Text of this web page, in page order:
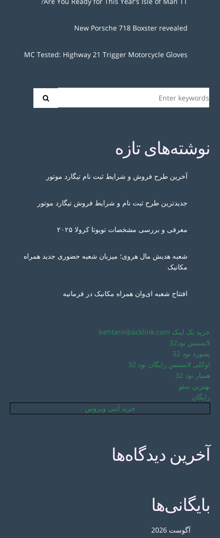
New Porsche 718 Boxster revealed
MC Tested: Highway 21 Trigger Motorcycle Gloves
نوشته‌های تازه
آخرین طرح فروش و شرایط ثبت نام تیگارد موتور
جدیدترین طرح ثبت نام و شرایط فروش تیگارد موتور
معرفی و بررسی مشخصات تویوتا کرولا ۲۰۲۵
شعبه هدیش مال هروی؛ میزبان شعبه حضوری جدید همراه
مکانیک
افتتاح شعبه ای‌وان همراه مکانیک در فرمانیه
خرید بک لینک behtarinbacklink.com
لایسنس نود32
پسورد نود 32
اوکلی لایسنس رایگان نود 32
همیار نود 32
بهترین سئو
رایگان
خرید آنتی ویروس
آخرین دیدگاه‌ها
بایگانی‌ها
آگوست 2026